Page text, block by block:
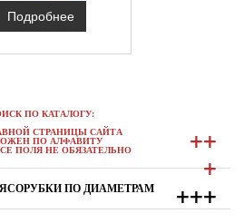
Подробнее
ПО КАТАЛОГУ:
СТРАНИЦЫ САЙТА
+
+
ПО АЛФАВИТУ
ПОЛЯ НЕ ОБЯЗАТЕЛЬНО +
ПО ДИАМЕТРАМ +
+
+